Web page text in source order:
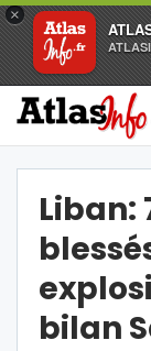
×
Liban:
bilan